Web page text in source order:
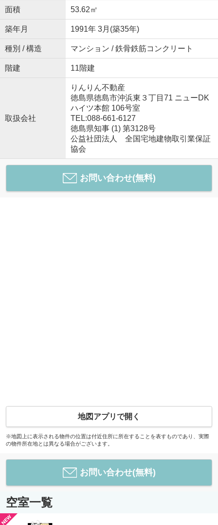
面積 53.62㎡
築年月 1991年 3月(築35年)
種別 / 構造 マンション / 鉄骨鉄筋コンクリート
階建 11階建
取扱会社
りんりん不動産
徳島県徳島市沖浜東３丁目71 ニューDK
ハイツ本館 106号室
TEL:088-661-6127
徳島県知事 (1) 第3128号
公益社団法人 全国宅地建物取引業保証
協会
お問い合わせ(無料)
地図アプリで開く
※地図上に表示される物件の位置は付近住所に所在することを表すものであり、実際
の物件所在地とは異なる場合がございます。
お問い合わせ(無料)
空室一覧